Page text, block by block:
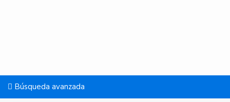
Búsqueda avanzada